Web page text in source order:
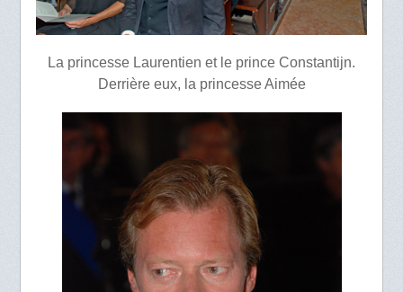
La princesse Laurentien et le prince Constantijn.
Derrière eux, la princesse Aimée